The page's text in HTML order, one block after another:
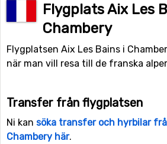
Flygplats Aix Les
Chambery
Flygplatsen Aix Les Bains i
när man vill resa till de franska
Transfer från flygplatsen
Ni kan söka transfer och hyrbilar
Chambery här.